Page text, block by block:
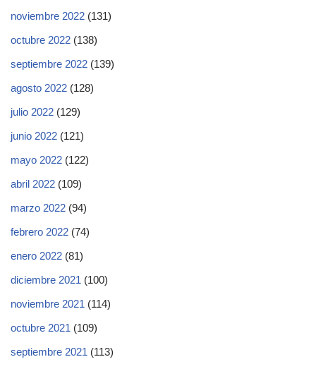
noviembre 2022 (131)
octubre 2022 (138)
septiembre 2022 (139)
agosto 2022 (128)
julio 2022 (129)
junio 2022 (121)
mayo 2022 (122)
abril 2022 (109)
marzo 2022 (94)
febrero 2022 (74)
enero 2022 (81)
diciembre 2021 (100)
noviembre 2021 (114)
octubre 2021 (109)
septiembre 2021 (113)